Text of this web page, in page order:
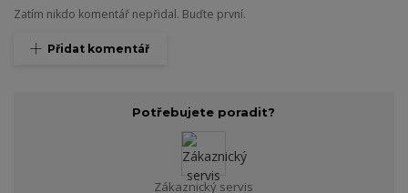
Zatím nikdo komentář nepřidal. Buďte první.
Přidat komentář
Potřebujete poradit?
Zákaznický servis